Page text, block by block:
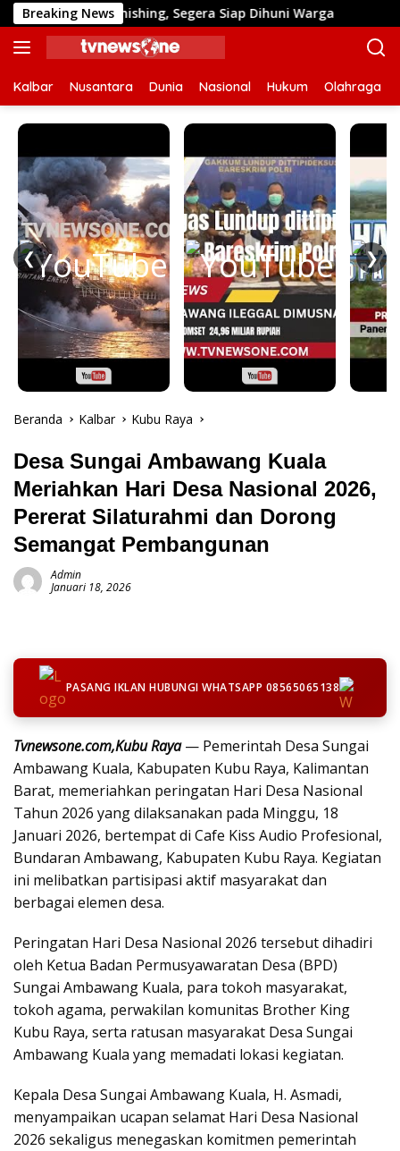
Langsung
ke
konten
Breaking News
Tahap Finishing, Segera Siap Dihuni Warga
Kalbar Nusantara Dunia Nasional Hukum Olahraga
❮ ❯
Beranda Kalbar Kubu Raya
Desa Sungai Ambawang Kuala
Meriahkan Hari Desa Nasional 2026,
Pererat Silaturahmi dan Dorong
Semangat Pembangunan
Admin
Januari 18, 2026
PASANG IKLAN HUBUNGI WHATSAPP 08565065138
Tvnewsone.com,Kubu Raya— Pemerintah Desa Sungai
Ambawang Kuala, Kabupaten Kubu Raya, Kalimantan
Barat, memeriahkan peringatan Hari Desa Nasional
Tahun 2026 yang dilaksanakan pada Minggu, 18
Januari 2026, bertempat di Cafe Kiss Audio Profesional,
Bundaran Ambawang, Kabupaten Kubu Raya. Kegiatan
ini melibatkan partisipasi aktif masyarakat dan
berbagai elemen desa.
Peringatan Hari Desa Nasional 2026 tersebut dihadiri
oleh Ketua Badan Permusyawaratan Desa (BPD)
Sungai Ambawang Kuala, para tokoh masyarakat,
tokoh agama, perwakilan komunitas Brother King
Kubu Raya, serta ratusan masyarakat Desa Sungai
Ambawang Kuala yang memadati lokasi kegiatan.
Kepala Desa Sungai Ambawang Kuala, H. Asmadi,
menyampaikan ucapan selamat Hari Desa Nasional
2026 sekaligus menegaskan komitmen pemerintah